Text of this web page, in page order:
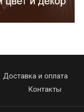
Доставка и оплата
Контакты